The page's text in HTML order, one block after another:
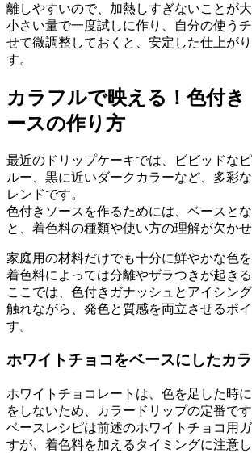
離しやすいので、加熱しすぎないことが大
小さい量で一度試しに作り、自分の使う
せて微調整しておくと、安定した仕上が
す。
カラフルで映える！色付き
ースの作り方
最近のドリップケーキでは、ビビッドな
ルー、黒に近いダークカラーなど、多彩
レンドです。
色付きソースを作るためには、ベースと
と、着色料の種類や使い方の理解が欠かせ
家庭用の材料だけでも十分に鮮やかな色
着色料によっては分離やザラつきが起きる
ここでは、色付きガナッシュとアイシン
触れながら、発色と質感を両立させるポ
す。
ホワイトチョコをベースにしたカ
ホワイトチョコレートは、色を足した時
をしないため、カラードリップの定番です
ベースレシピは前述のホワイトチョコ用
すが、着色料を加えるタイミングに注意し